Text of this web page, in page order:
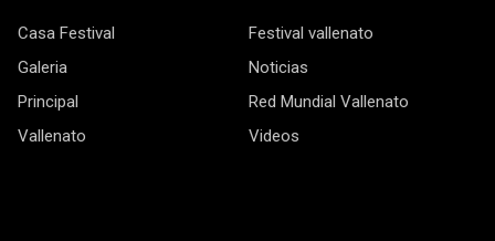
Casa Festival
Festival vallenato
Galeria
Noticias
Principal
Red Mundial Vallenato
Vallenato
Videos